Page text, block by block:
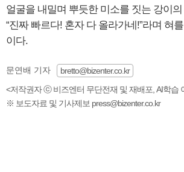
얼굴을 내밀며 뿌듯한 미소를 짓는 강이
“진짜 빠르다! 혼자 다 올라가네!”라며 혀
이다.
문연배 기자
bretto@bizenter.co.kr
<저작권자 ⓒ 비즈엔터 무단전재 및 재배포, AI학습
※ 보도자료 및 기사제보 press@bizenter.co.kr